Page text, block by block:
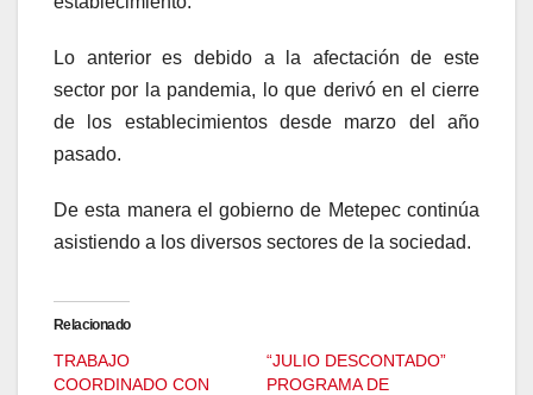
Lo anterior es debido a la afectación de este
sector por la pandemia, lo que derivó en el cierre
de los establecimientos desde marzo del año
pasado.
De esta manera el gobierno de Metepec continúa
asistiendo a los diversos sectores de la sociedad.
Relacionado
TRABAJO
COORDINADO CON
“JULIO DESCONTADO”
PROGRAMA DE